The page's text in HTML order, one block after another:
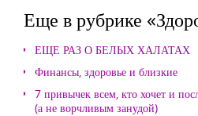
Еще в рубрике
ЕЩЕ РАЗ О БЕЛЫХ ХАЛАТАХ
Финансы, здоровье и близкие
7 привычек всем, кто хочет и
(а не ворчливым занудой)